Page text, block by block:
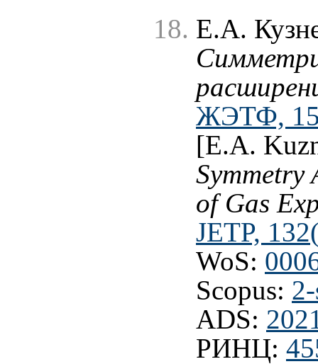
Е.А.
ЖЭТФ,
[E.A.
Symmetry
of Gas
JETP,
WoS:
Scopus:
ADS:
РИНЦ: